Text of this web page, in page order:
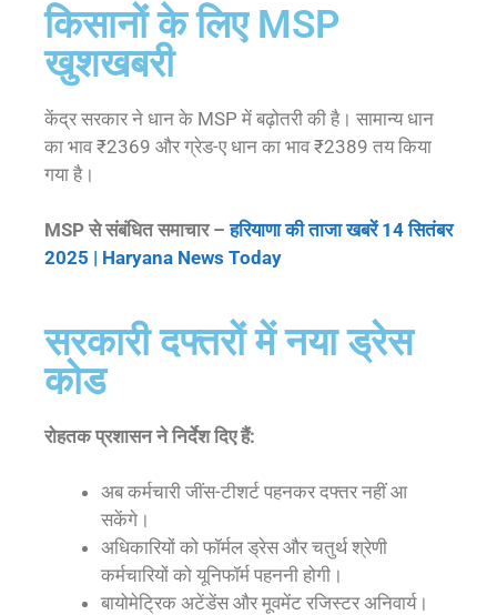
किसानों के लिए MSP
खुशखबरी
केंद्र सरकार ने धान के MSP में बढ़ोतरी की है। सामान्य धान
का भाव ₹2369 और ग्रेड-ए धान का भाव ₹2389 तय किया
गया है।
MSP से संबंधित समाचार –हरियाणा की ताजा खबरें 14 सितंबर
2025 | Haryana News Today
सरकारी दफ्तरों में नया ड्रेस
कोड
रोहतक प्रशासन ने निर्देश दिए हैं:
अब कर्मचारी जींस-टीशर्ट पहनकर दफ्तर नहीं आ
सकेंगे।
अधिकारियों को फॉर्मल ड्रेस और चतुर्थ श्रेणी
कर्मचारियों को यूनिफॉर्म पहननी होगी।
बायोमेट्रिक अटेंडेंस और मूवमेंट रजिस्टर अनिवार्य।